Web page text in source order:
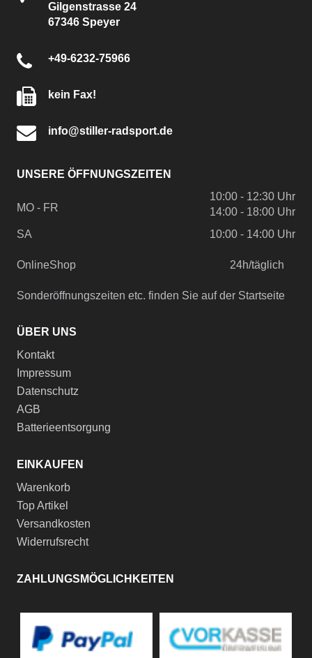
Gilgenstrasse 24
67346 Speyer
+49-6232-75966
kein Fax!
info@stiller-radsport.de
UNSERE ÖFFNUNGSZEITEN
MO - FR
10:00 - 12:30 Uhr
14:00 - 18:00 Uhr
SA
10:00 - 14:00 Uhr
OnlineShop 24h/täglich
Sonderöffnungszeiten etc. finden Sie auf der Startseite
ÜBER UNS
Kontakt
Impressum
Datenschutz
AGB
Batterieentsorgung
EINKAUFEN
Warenkorb
Top Artikel
Versandkosten
Widerrufsrecht
ZAHLUNGSMÖGLICHKEITEN